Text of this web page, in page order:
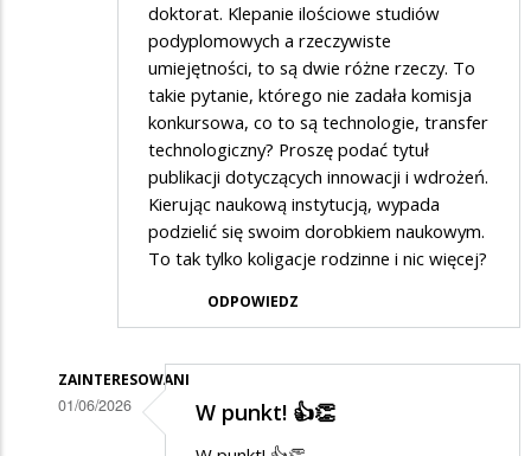
doktorat. Klepanie ilościowe studiów
podyplomowych a rzeczywiste
umiejętności, to są dwie różne rzeczy. To
takie pytanie, którego nie zadała komisja
konkursowa, co to są technologie, transfer
technologiczny? Proszę podać tytuł
publikacji dotyczących innowacji i wdrożeń.
Kierując naukową instytucją, wypada
podzielić się swoim dorobkiem naukowym.
To tak tylko koligacje rodzinne i nic więcej?
ODPOWIEDZ
ZAINTERESOWANI
01/06/2026 W punkt! 👍👏